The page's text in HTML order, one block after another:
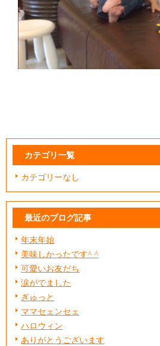
カテゴリ一覧
カテゴリーなし
最近のブログ記事
年末年始
美味しかったです^ ^
可愛いお友だち
涙がでました
ぎゅっと
ママセェンセェ
ハロウィン
ありがとうございます